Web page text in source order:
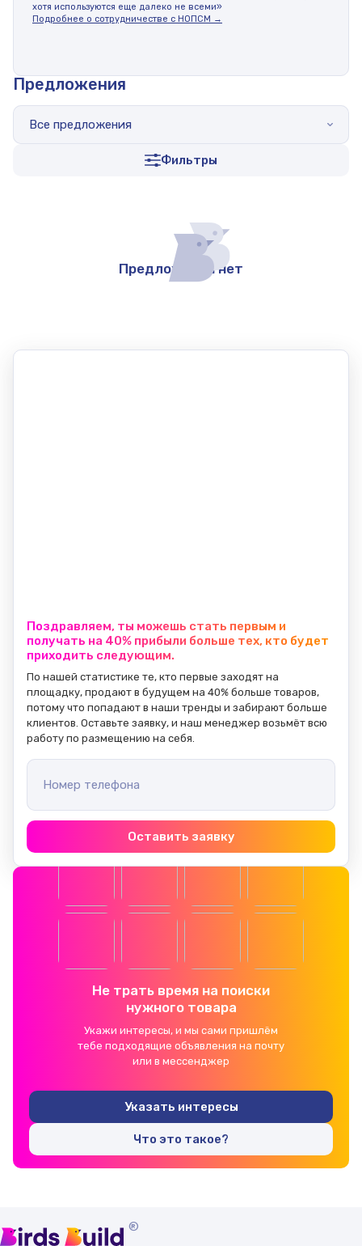
хотя используются еще далеко не всеми»
Подробнее о сотрудничестве с НОПСМ →
Предложения
Все предложения
Фильтры
Предложений нет
Поздравляем, ты можешь стать первым и
получать на 40% прибыли больше тех, кто будет
приходить следующим.
По нашей статистике те, кто первые заходят на
площадку, продают в будущем на 40% больше товаров,
потому что попадают в наши тренды и забирают больше
клиентов. Оставьте заявку, и наш менеджер возьмёт всю
работу по размещению на себя.
Номер телефона
Оставить заявку
Не трать время на поиски
нужного товара
Укажи интересы, и мы сами пришлём
тебе подходящие объявления на почту
или в мессенджер
Указать интересы
Что это такое?
®